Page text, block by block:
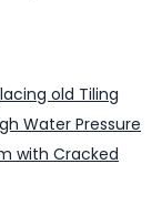
old Tiling
Water Pressure
with Cracked